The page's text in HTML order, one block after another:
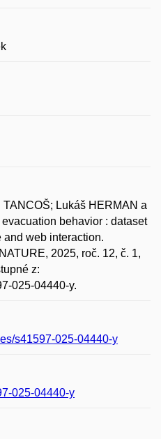
Lukáš HERMAN a
behavior : dataset
and web interaction.
2025, roč. 12, č. 1,
z:
025-04440-y.
s41597-025-04440-y
025-04440-y